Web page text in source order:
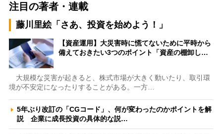
注目の著者・連載
藤川里絵「さあ、投資を始めよう！」
【資産運用】大災害時に慌てないために平時から
備えておきたい3つのポイント「資産の棚卸し…
大規模な災害が起きると、株式市場が大きく動いたり、取引環
境が不安定になったりすることがある。一方…
5年ぶり改訂の「CGコード」、何が変わったのかポイントを解
説 企業に成長投資の具体的な説…